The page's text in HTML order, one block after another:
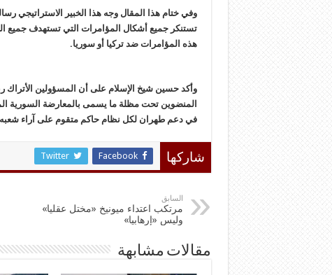
وفي ختام هذا المقال وجه هذا الخبير الاستراتيجي
تستنكر جميع أشكال المؤامرات التي تستهدف جميع
هذه المؤامرات ضد تركيا أو سوريا.
وأكد حسين شيخ الإسلام على أن المسؤولين الأتراك
المنضوين تحت مظلة ما يسمى بالمعارضة السورية
في دعم طهران لكل نظام حاكم متقوم على آراء
شاركها Facebook
Twitter
السابق
مرتكب اعتداء ميونيخ «مختل عقليا»
وليس «إرهابيا»
مقالات مشابهة